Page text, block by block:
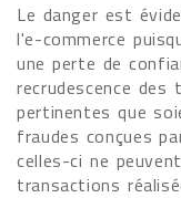
Le danger est
l'e-commerce
une perte de
recrudescence
pertinentes que
fraudes conçues
celles-ci ne
transactions